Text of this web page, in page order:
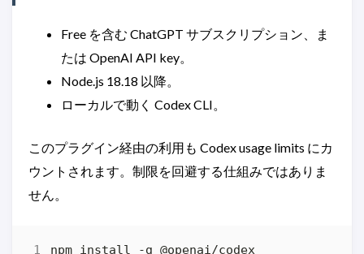
Free を含む ChatGPT サブスクリプション、ま
たは OpenAI API key。
Node.js 18.18 以降。
ローカルで動く Codex CLI。
このプラグイン経由の利用も Codex usage limits にカ
ウントされます。制限を回避する仕組みではありま
せん。